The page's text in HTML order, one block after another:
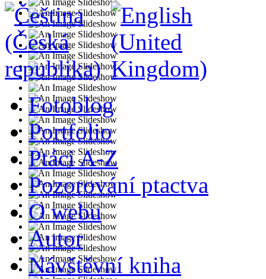
Fotoblog
Portfolio
Ptáci A-Z
Pozorování ptactva
O webu
Autor
Návštěvní kniha